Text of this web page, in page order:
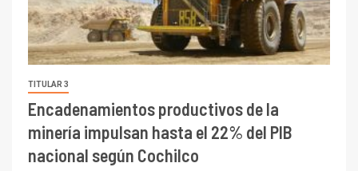
TITULAR 3
Encadenamientos productivos de la
minería impulsan hasta el 22% del PIB
nacional según Cochilco